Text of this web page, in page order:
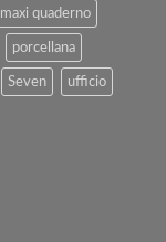
maxi quaderno
porcellana
Seven ufficio